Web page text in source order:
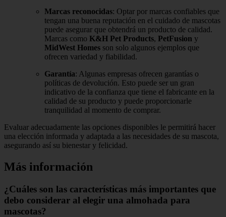
Marcas reconocidas: Optar por marcas confiables que
tengan una buena reputación en el cuidado de mascotas
puede asegurar que obtendrá un producto de calidad.
Marcas como K&H Pet Products, PetFusion y
MidWest Homes son solo algunos ejemplos que
ofrecen variedad y fiabilidad.
Garantía: Algunas empresas ofrecen garantías o
políticas de devolución. Esto puede ser un gran
indicativo de la confianza que tiene el fabricante en la
calidad de su producto y puede proporcionarle
tranquilidad al momento de comprar.
Evaluar adecuadamente las opciones disponibles le permitirá hacer
una elección informada y adaptada a las necesidades de su mascota,
asegurando así su bienestar y felicidad.
Más información
¿Cuáles son las características más importantes que
debo considerar al elegir una almohada para
mascotas?